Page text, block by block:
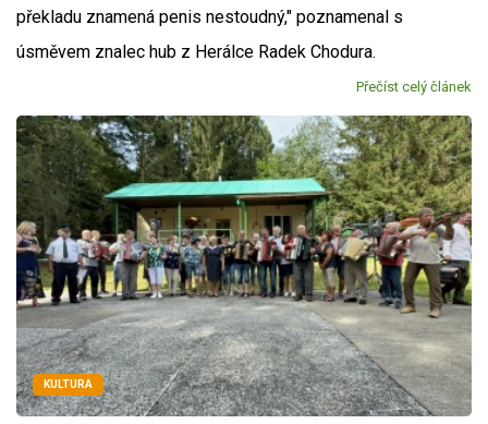
překladu znamená penis nestoudný," poznamenal s
úsměvem znalec hub z Herálce Radek Chodura.
Přečíst celý článek
KULTURA